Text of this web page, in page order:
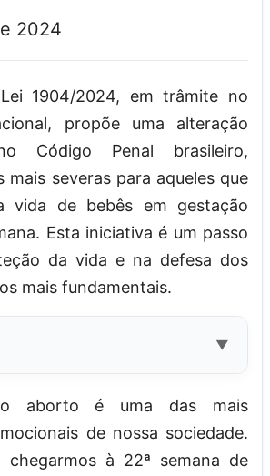
2024
1904/2024, em trâmite no
propõe uma alteração
Código Penal brasileiro,
mais severas para aqueles que
vida de bebês em gestação
Esta iniciativa é um passo
da vida e na defesa dos
mais fundamentais.
aborto é uma das mais
de nossa sociedade.
chegarmos à 22ª semana de